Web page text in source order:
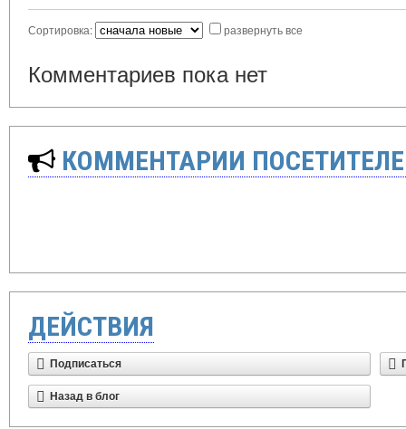
Сортировка: развернуть все
Комментариев пока нет
КОММЕНТАРИИ
ДЕЙСТВИЯ
Подписаться
Назад в блог